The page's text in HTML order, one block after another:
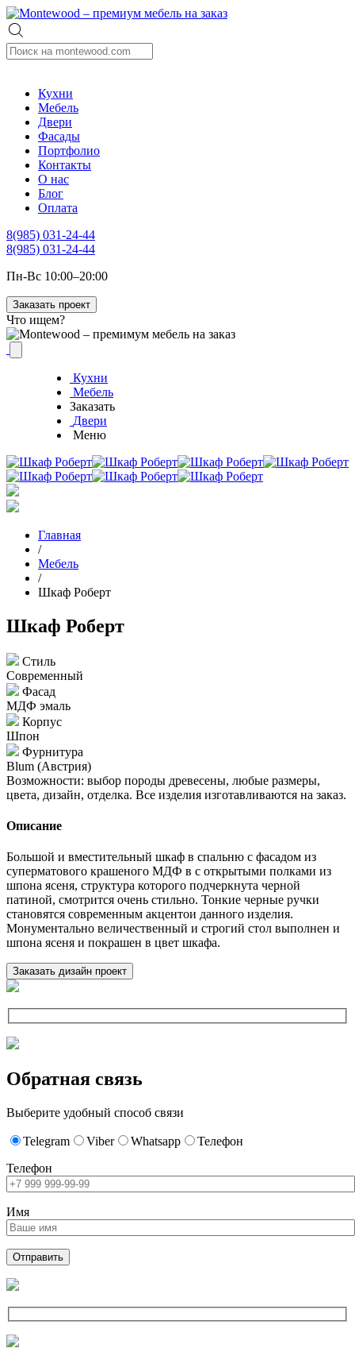
Кухни
Мебель
Двери
Фасады
Портфолио
Контакты
О нас
Блог
Оплата
8(985) 031-24-44
8(985) 031-24-44
Пн-Вс 10:00–20:00
Заказать проект
Что ищем?
Кухни
Мебель
Заказать
Двери
Меню
Главная
/
Мебель
/
Шкаф Роберт
Шкаф Роберт
Cтиль
Современный
Фасад
МДФ эмаль
Корпус
Шпон
Фурнитура
Blum (Австрия)
Возможности: выбор породы древесены, любые размеры,
цвета, дизайн, отделка. Все изделия изготавливаются на заказ.
Описание
Большой и вместительный шкаф в спальню с фасадом из
суперматового крашеного МДФ в с открытыми полками из
шпона ясеня, структура которого подчеркнута черной
патиной, смотрится очень стильно. Тонкие черные ручки
становятся современным акцентои данного изделия.
Монументально величественный и строгий стол выполнен и
шпона ясеня и покрашен в цвет шкафа.
Заказать дизайн проект
Обратная связь
Выберите удобный способ связи
Telegram Viber Whatsapp
Телефон
Телефон
Имя